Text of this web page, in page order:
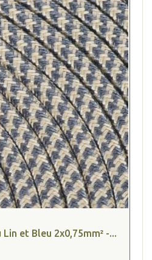
et Bleu 2x0,75mm² -...